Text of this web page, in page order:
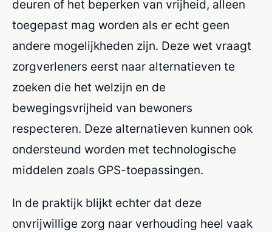
deuren of het beperken van vrijheid, alleen
toegepast mag worden als er echt geen
andere mogelijkheden zijn. Deze wet vraagt
zorgverleners eerst naar alternatieven te
zoeken die het welzijn en de
bewegingsvrijheid van bewoners
respecteren. Deze alternatieven kunnen ook
ondersteund worden met technologische
middelen zoals GPS-toepassingen.
In de praktijk blijkt echter dat deze
onvrijwillige zorg naar verhouding heel vaak